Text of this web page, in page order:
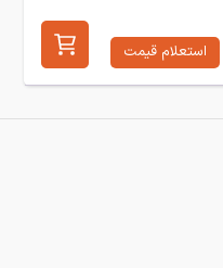
استعلام قیمت